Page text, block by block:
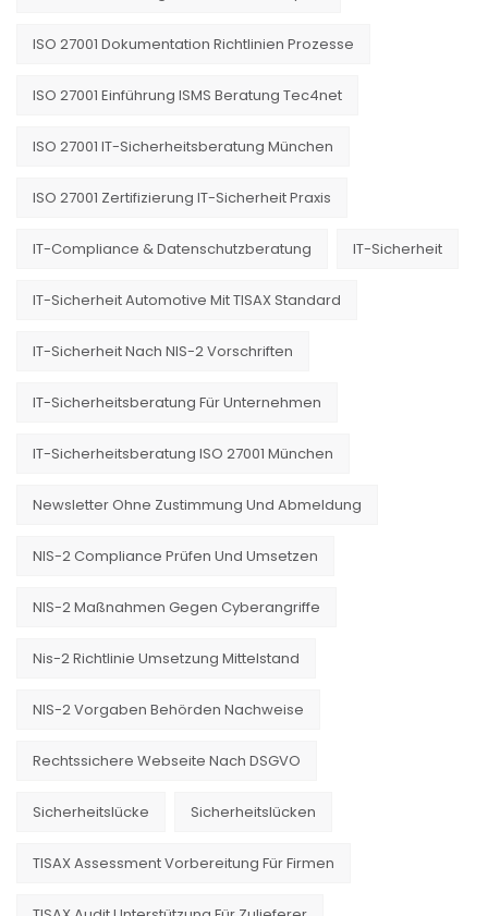
ISO 27001 Dokumentation Richtlinien Prozesse
ISO 27001 Einführung ISMS Beratung Tec4net
ISO 27001 IT-Sicherheitsberatung München
ISO 27001 Zertifizierung IT-Sicherheit Praxis
IT-Compliance & Datenschutzberatung IT-Sicherheit
IT-Sicherheit Automotive Mit TISAX Standard
IT-Sicherheit Nach NIS-2 Vorschriften
IT-Sicherheitsberatung Für Unternehmen
IT-Sicherheitsberatung ISO 27001 München
Newsletter Ohne Zustimmung Und Abmeldung
NIS-2 Compliance Prüfen Und Umsetzen
NIS-2 Maßnahmen Gegen Cyberangriffe
Nis-2 Richtlinie Umsetzung Mittelstand
NIS-2 Vorgaben Behörden Nachweise
Rechtssichere Webseite Nach DSGVO
Sicherheitslücke Sicherheitslücken
TISAX Assessment Vorbereitung Für Firmen